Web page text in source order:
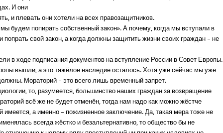
И они
и плевать они хотели на всех правозащитников.
будем попирать собственный закон». А почему, когда мы вступали в
свой закон, а когда должны защитить жизни своих граждан – не
в ходе подписания документов на вступление России в Совет Европы.
вышли, а это тяжёлое наследие осталось. Хотя уже сейчас мы уже
Мораторий – это всего лишь временный запрет.
то, разумеется, большинство наших граждан за возвращение
всё же не будет отменён, тогда нам надо как можно жёстче
имеется, а именно – пожизненное заключение. Да, такая мера тоже не
всегда жёстко и безальтернативно, то общество бы не